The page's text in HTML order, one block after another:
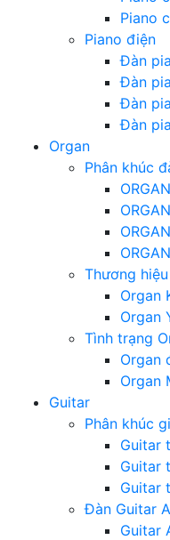
Piano
Piano điện
Đàn
Đàn
Đàn
Đàn
Organ
Phân khúc
Thương
Organ
Organ
Tình trạng
Organ
Organ
Guitar
Phân khúc
Guitar
Guitar
Guitar
Đàn Guitar
Guitar